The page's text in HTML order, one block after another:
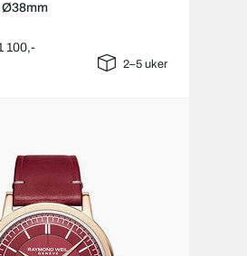
Ø38mm
100,-
2–5 uker